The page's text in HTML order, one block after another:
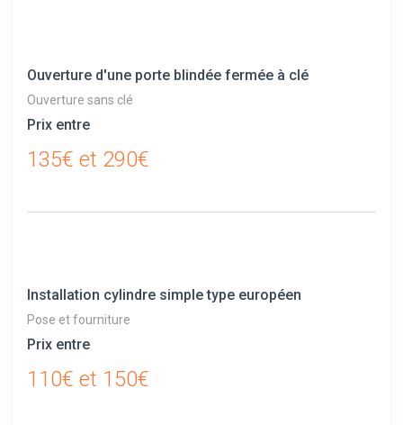
Ouverture d'une porte blindée fermée à clé
Ouverture sans clé
Prix entre
135€ et 290€
Installation cylindre simple type européen
Pose et fourniture
Prix entre
110€ et 150€